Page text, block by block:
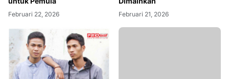
Februari 22, 2026 Februari 21, 2026